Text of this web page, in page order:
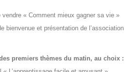
vendre « Comment mieux gagner sa vie »
bienvenue et présentation de l’association
premiers thèmes du matin, au choix :